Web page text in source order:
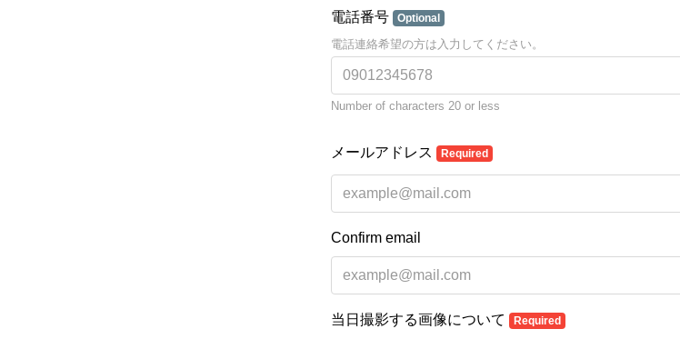
電話番号 Optional
電話連絡希望の方は入力してください。
Number of characters 20 or less
メールアドレス Required
Confirm email
当日撮影する画像について Required